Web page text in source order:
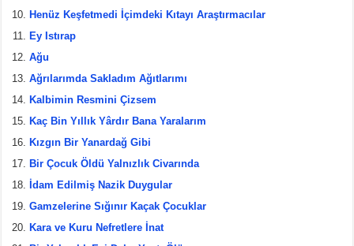
Henüz Keşfetmedi İçimdeki Kıtayı Araştırmacılar
Ey Istırap
Ağu
Ağrılarımda Sakladım Ağıtlarımı
Kalbimin Resmini Çizsem
Kaç Bin Yıllık Yârdır Bana Yaralarım
Kızgın Bir Yanardağ Gibi
Bir Çocuk Öldü Yalnızlık Civarında
İdam Edilmiş Nazik Duygular
Gamzelerine Sığınır Kaçak Çocuklar
Kara ve Kuru Nefretlere İnat